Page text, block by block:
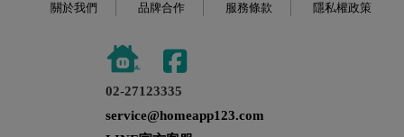
關於我們 品牌合作 服務條款 隱私權政策
02-27123335
service@homeapp123.com